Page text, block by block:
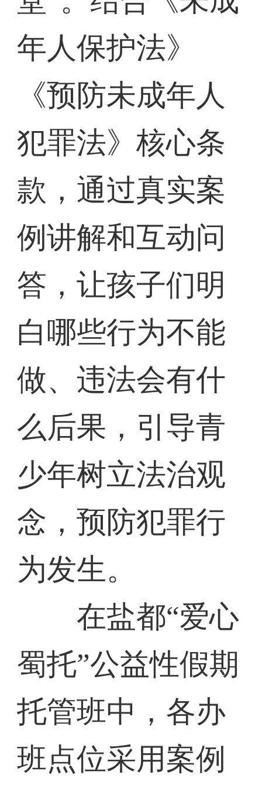
年人保护法》
《预防未成年人
犯罪法》核心条
款，通过真实案
例讲解和互动问
答，让孩子们明
白哪些行为不能
做、违法会有什
么后果，引导青
少年树立法治观
念，预防犯罪行
为发生。
在盐都“爱心
蜀托”公益性假期
托管班中，各办
班点位采用案例